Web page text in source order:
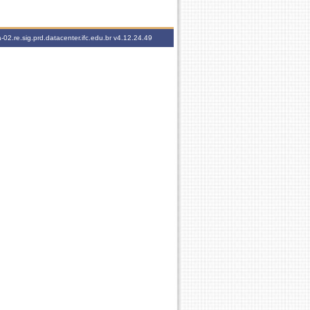
02.re.sig.prd.datacenter.ifc.edu.brv4.12.24.49